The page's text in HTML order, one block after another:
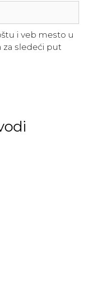
i veb mesto u
za sledeći put